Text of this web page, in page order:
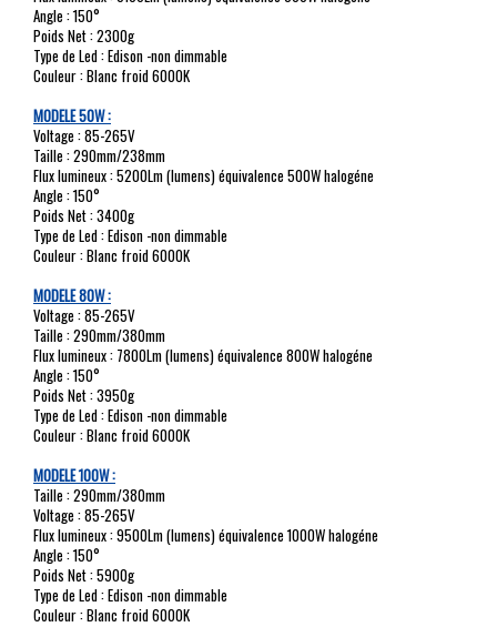
Angle : 150°
Poids Net : 2300g
Type de Led : Edison -non dimmable
Couleur : Blanc froid 6000K
MODELE 50W :
Voltage : 85-265V
Taille : 290mm/238mm
Flux lumineux : 5200Lm (lumens) équivalence 500W halogéne
Angle : 150°
Poids Net : 3400g
Type de Led : Edison -non dimmable
Couleur : Blanc froid 6000K
MODELE 80W :
Voltage : 85-265V
Taille : 290mm/380mm
Flux lumineux : 7800Lm (lumens) équivalence 800W halogéne
Angle : 150°
Poids Net : 3950g
Type de Led : Edison -non dimmable
Couleur : Blanc froid 6000K
MODELE 100W :
Taille : 290mm/380mm
Voltage : 85-265V
Flux lumineux : 9500Lm (lumens) équivalence 1000W halogéne
Angle : 150°
Poids Net : 5900g
Type de Led : Edison -non dimmable
Couleur : Blanc froid 6000K